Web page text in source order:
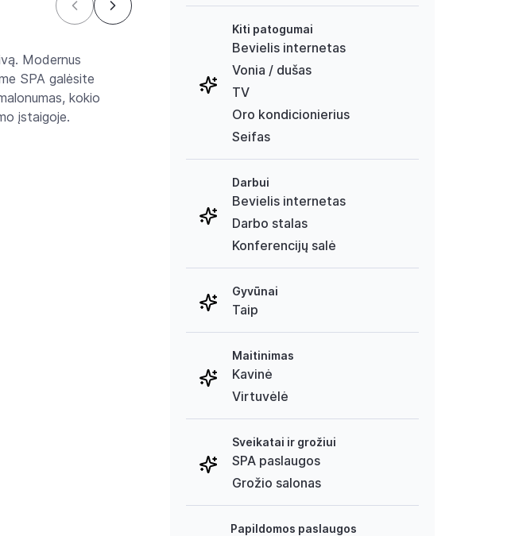
Modernus
SPA galėsite
kokio
įstaigoje.
Kiti patogumai
Bevielis internetas
Vonia / dušas
TV
Oro kondicionierius
Seifas
Darbui
Bevielis internetas
Darbo stalas
Konferencijų salė
Gyvūnai
Taip
Maitinimas
Kavinė
Virtuvėlė
Sveikatai ir grožiui
SPA paslaugos
Grožio salonas
Papildomos paslaugos